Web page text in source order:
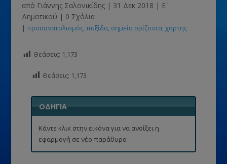
από Γιάννης Σαλονικίδης| 31 Δεκ 2018 | Ε΄
Δημοτικού | 0 Σχόλια
| προσανατολισμός πυξίδα σημεία ορίζοντα χάρτης
Θεάσεις: 1,173
Θεάσεις: 1,173
ΟΔΗΓΙΑ
Κάντε κλικ στην εικόνα για να ανοίξει η
εφαρμογή σε νέο παράθυρο